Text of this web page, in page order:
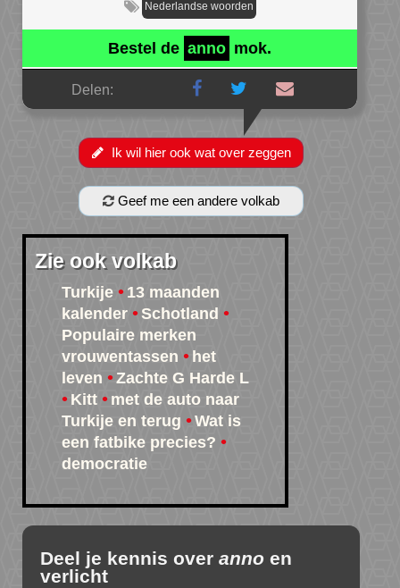
Nederlandse woorden
Bestel de anno mok.
Delen:
Ik wil hier ook wat over zeggen
Geef me een andere volkab
Zie ook volkab
Turkije
13 maanden
kalender
Schotland
Populaire merken
vrouwentassen
het
leven
Zachte G Harde L
Kitt
met de auto naar
Turkije en terug
Wat is
een fatbike precies?
democratie
Deel je kennis over anno en
verlicht